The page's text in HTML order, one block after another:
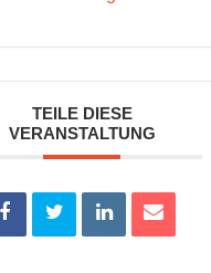
TEILE DIESE
VERANSTALTUNG